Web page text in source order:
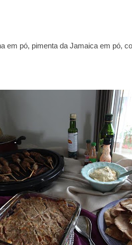
em pó, pimenta da Jamaica em pó,